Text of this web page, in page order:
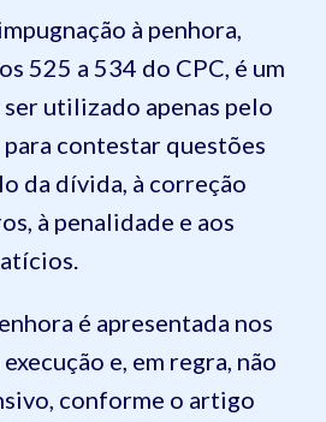
à penhora,
525 a 534 do CPC, é um
utilizado apenas pelo
contestar questões
da dívida, à correção
à penalidade e aos
é apresentada nos
e, em regra, não
conforme o artigo